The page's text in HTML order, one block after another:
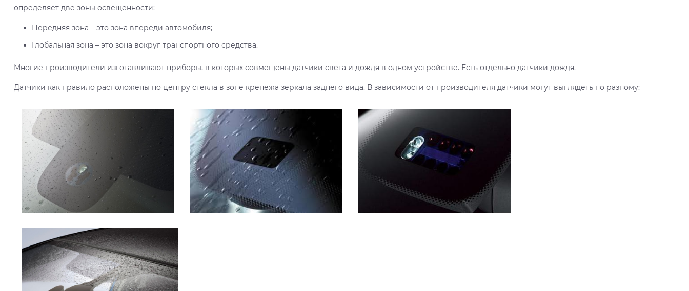
определяет две зоны освещенности:
Передняя зона – это зона впереди автомобиля;
Глобальная зона – это зона вокруг транспортного средства.
Многие производители изготавливают приборы, в которых совмещены датчики света и дождя в одном устройстве. Есть отдельно датчики дождя.
Датчики как правило расположены по центру стекла в зоне крепежа зеркала заднего вида. В зависимости от производителя датчики могут выглядеть по разному: